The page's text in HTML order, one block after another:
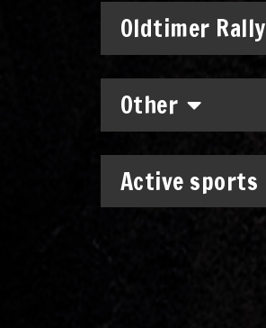
Oldtimer Rally
Other
Active sports